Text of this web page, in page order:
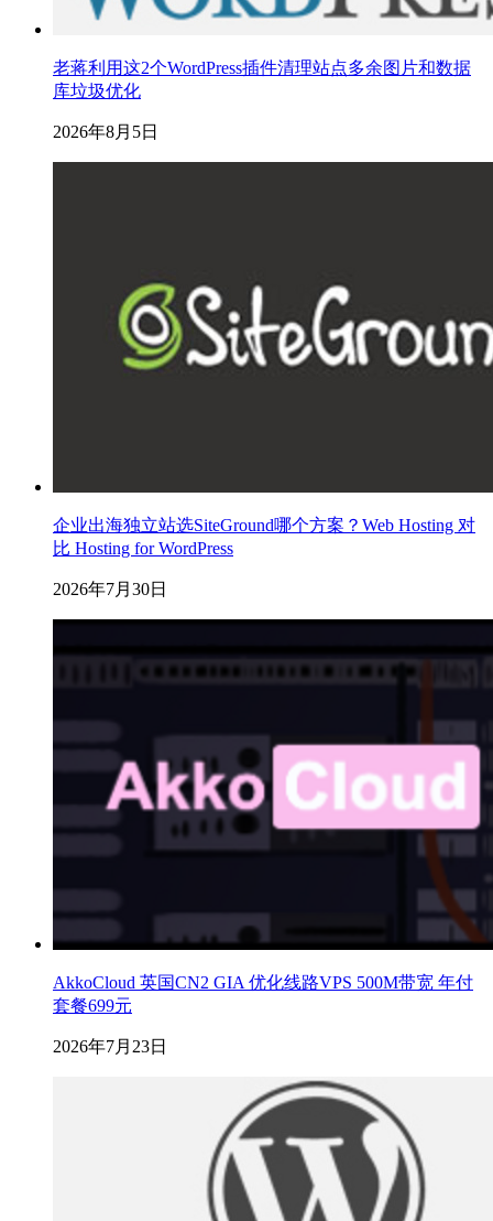
老蒋利用这2个WordPress插件清理站点多余图片和数据
库垃圾优化
2026年8月5日
企业出海独立站选SiteGround哪个方案？Web Hosting 对
比 Hosting for WordPress
2026年7月30日
AkkoCloud 英国CN2 GIA 优化线路VPS 500M带宽 年付
套餐699元
2026年7月23日